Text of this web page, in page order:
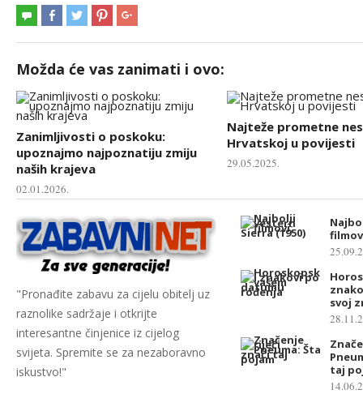
Možda će vas zanimati i ovo:
Zanimljivosti o poskoku:
upoznajmo najpoznatiju zmiju
naših krajeva
02.01.2026.
Najteže prometne
Hrvatskoj u povijesti
29.05.2025.
"Pronađite zabavu za cijelu obitelj uz
raznolike sadržaje i otkrijte
interesantne činjenice iz cijelog
svijeta. Spremite se za nezaboravno
iskustvo!"
svoj
taj